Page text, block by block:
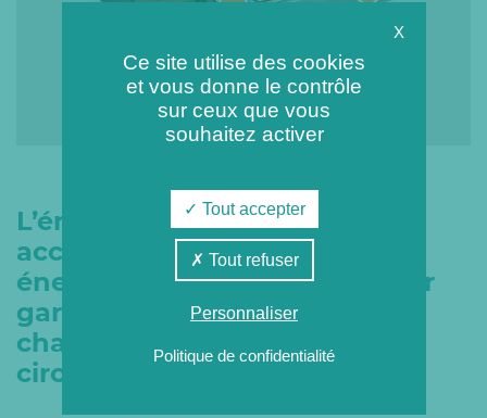
L’énergie de récupération est
accompagnée d’une autre
énergie
dite “de secours” pour
garantir la distribution de
chaleur ou de froid en toutes
circonstances :
X
Ce site utilise des cookies
et vous donne le contrôle
sur ceux que vous
souhaitez activer
Tout accepter
Tout refuser
Personnaliser
Politique de confidentialité